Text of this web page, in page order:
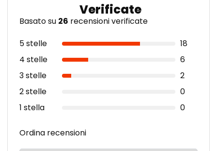
Basato su 26 recensioni verificate
5 stelle
18
4 stelle
6
3 stelle
2
2 stelle
0
1 stella
0
Ordina recensioni